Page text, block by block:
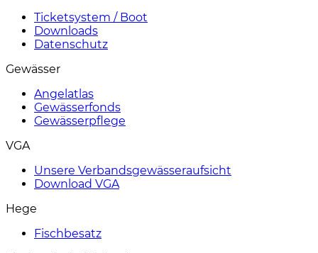
Ticketsystem / Boot
Downloads
Datenschutz
Gewässer
Angelatlas
Gewässerfonds
Gewässerpflege
VGA
Unsere Verbandsgewässeraufsicht
Download VGA
Hege
Fischbesatz